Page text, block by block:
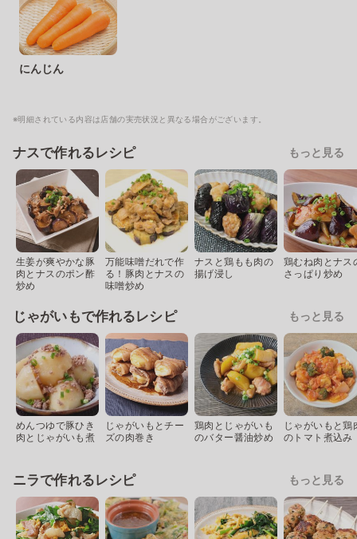
にんじん
※明細されている内容は店舗の実売状況と異なる場合がございます。
ナスで作れるレシピ もっと見る
生姜が爽やかな豚
肉とナスのポン酢
炒め
万能味噌だれで作
る！豚肉とナスの
味噌炒め
ナスと鶏もも肉の
揚げ浸し
鶏むね肉とナス
さっぱり炒め
じゃがいもで作れるレシピ もっと見る
めんつゆで豚ひき
肉とじゃがいも煮
じゃがいもとチー
ズの肉巻き
鶏肉とじゃがいも
のバター醤油炒め
じゃがいもと鶏
のトマト煮込み
ニラで作れるレシピ もっと見る